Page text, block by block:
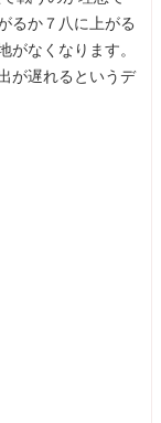
るか７八に上がる
なくなります。
が遅れるというデ